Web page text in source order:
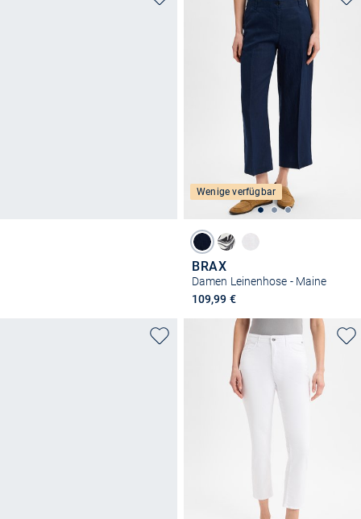
Wenige verfügbar
BRAX
Damen Leinenhose - Maine
109,99 €